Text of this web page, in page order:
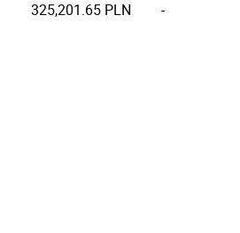
325,201.65 PLN -